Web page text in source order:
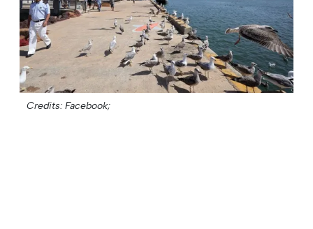
Credits: Facebook;